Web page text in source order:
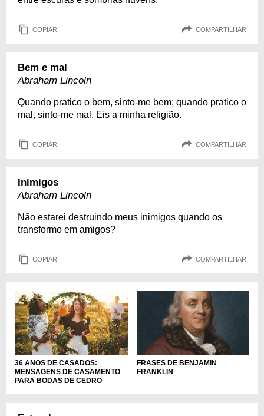
COPIAR COMPARTILHAR
Bem e mal
Abraham Lincoln
Quando pratico o bem, sinto-me bem; quando pratico o
mal, sinto-me mal. Eis a minha religião.
COPIAR COMPARTILHAR
Inimigos
Abraham Lincoln
Não estarei destruindo meus inimigos quando os
transformo em amigos?
COPIAR COMPARTILHAR
36 ANOS DE CASADOS:
MENSAGENS DE CASAMENTO
PARA BODAS DE CEDRO
FRASES DE BENJAMIN
FRANKLIN